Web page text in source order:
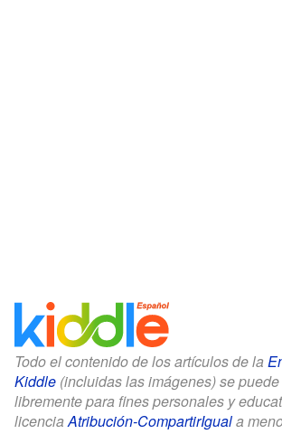
Todo el contenido de los artículos de la
Kiddle (incluidas las imágenes) se
libremente para fines personales y
licenciaAtribución-CompartirIguala